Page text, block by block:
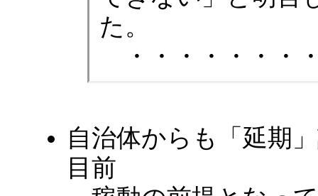
た。
・・・・・・・
自治体からも「延
目前